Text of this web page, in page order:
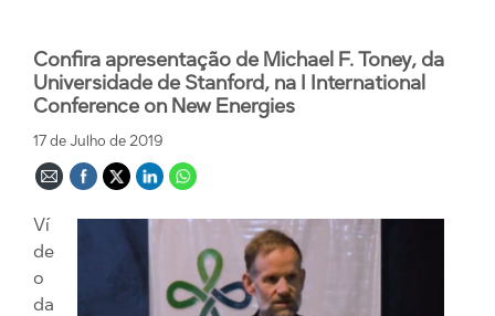
Confira apresentação de Michael F. Toney, da
Universidade de Stanford, na I International
Conference on New Energies
17 de Julho de 2019
Ví
de
o
da